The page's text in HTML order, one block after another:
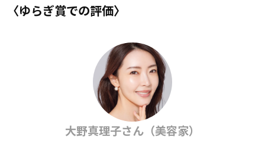
〈ゆらぎ賞での評価〉
大野真理子さん（美容家）